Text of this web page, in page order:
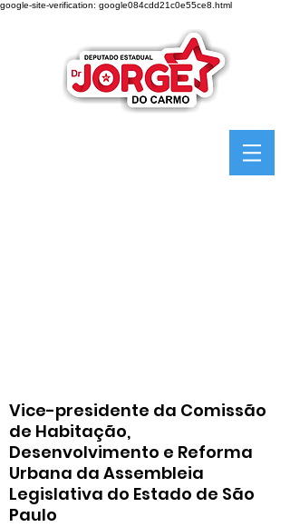
google-site-verification: google084cdd21c0e55ce8.html
Vice-presidente da Comissão
de Habitação,
Desenvolvimento e Reforma
Urbana da Assembleia
Legislativa do Estado de São
Paulo